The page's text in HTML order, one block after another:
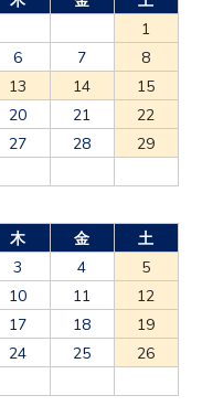
1
6 7
8
13 14
15
20 21
22
27 28
29
木 金
土
3 4
5
10 11
12
17 18
19
24 25
26